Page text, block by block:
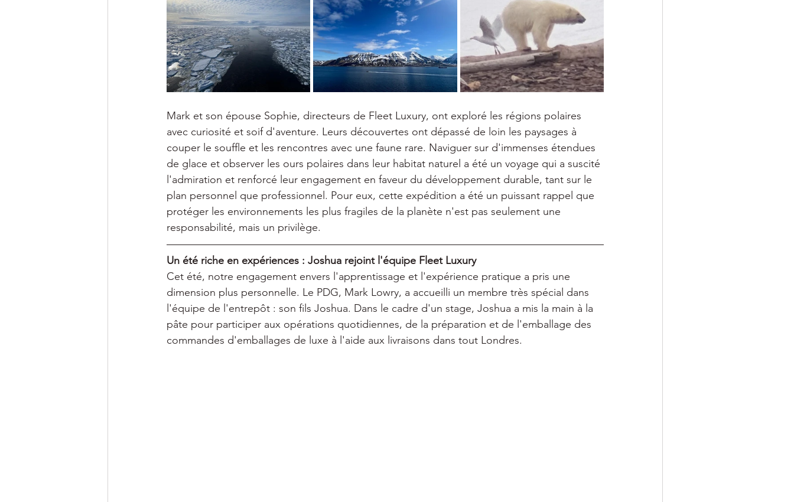
Mark et son épouse Sophie, directeurs de Fleet Luxury, ont exploré les régions polaires
avec curiosité et soif d'aventure. Leurs découvertes ont dépassé de loin les paysages à
couper le souffle et les rencontres avec une faune rare. Naviguer sur d'immenses étendues
de glace et observer les ours polaires dans leur habitat naturel a été un voyage qui a suscité
l'admiration et renforcé leur engagement en faveur du développement durable, tant sur le
plan personnel que professionnel. Pour eux, cette expédition a été un puissant rappel que
protéger les environnements les plus fragiles de la planète n'est pas seulement une
responsabilité, mais un privilège.
Un été riche en expériences : Joshua rejoint l'équipe Fleet Luxury
Cet été, notre engagement envers l'apprentissage et l'expérience pratique a pris une
dimension plus personnelle. Le PDG, Mark Lowry, a accueilli un membre très spécial dans
l'équipe de l'entrepôt : son fils Joshua. Dans le cadre d'un stage, Joshua a mis la main à la
pâte pour participer aux opérations quotidiennes, de la préparation et de l'emballage des
commandes d'emballages de luxe à l'aide aux livraisons dans tout Londres.